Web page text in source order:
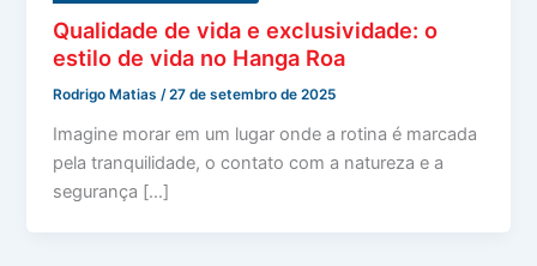
Qualidade de vida e exclusividade: o
estilo de vida no Hanga Roa
Rodrigo Matias/27 de setembro de 2025
Imagine morar em um lugar onde a rotina é marcada
pela tranquilidade, o contato com a natureza e a
segurança […]